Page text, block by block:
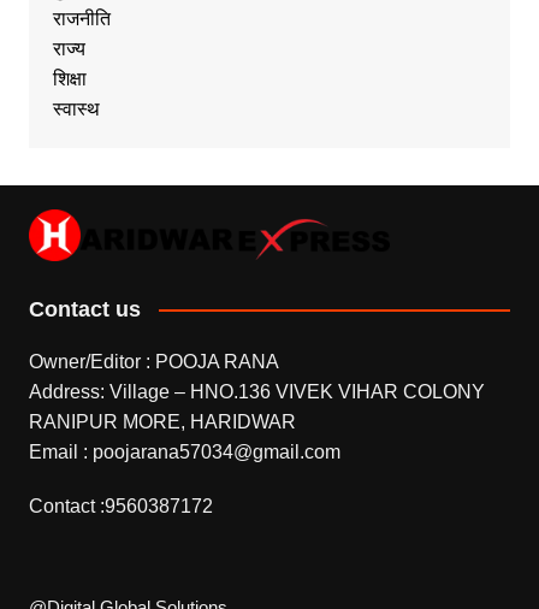
राजनीति
राज्य
शिक्षा
स्वास्थ
Contact us
Owner/Editor : POOJA RANA
Address: Village – HNO.136 VIVEK VIHAR COLONY
RANIPUR MORE, HARIDWAR
Email : poojarana57034@gmail.com
Contact :9560387172